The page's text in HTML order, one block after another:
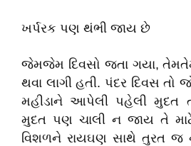
ખર્પરક પણ થંભી જાય છે
જેમજેમ દિવસો જતા ગયા,
થવા લાગી હતી. પંદર દિવસ તો
મહીડાને આપેલી પહેલી મુદત
મુદત પણ ચાલી ન જાય તે
વિશળને રાયઘણ સાથે તુરત જ